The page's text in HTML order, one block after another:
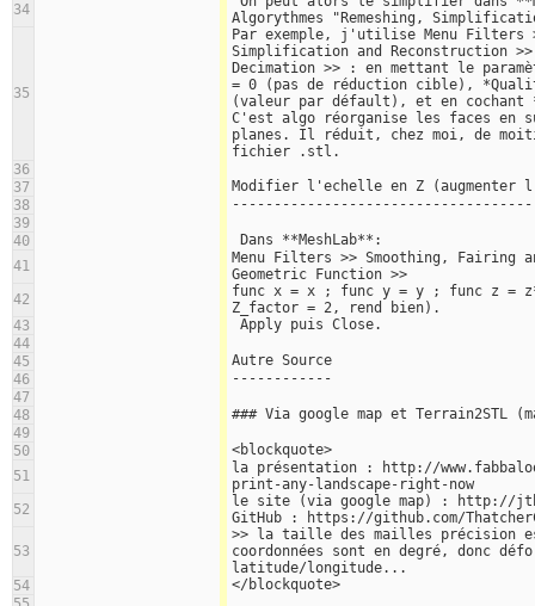
34
Algorythmes "Remeshing,
35
Par exemple, j'utilise Menu Filters
Simplification and Reconstruction >>
Decimation >> : en mettant le
= 0 (pas de réduction cible),
(valeur par défault), et en
C'est algo réorganise les faces en
planes. Il réduit, chez moi, de
fichier .stl.
36
37
Modifier l'echelle en Z (augmenter
38
39
40
Dans **MeshLab**:
41
Menu Filters >> Smoothing, Fairing
Geometric Function >>
42
func x = x ; func y = y ; func z =
Z_factor = 2, rend bien).
43
Apply puis Close.
44
45
Autre Source
46
------------
47
48
### Via google map et Terrain2STL
49
50
<blockquote>
51
la présentation : http://
print-any-landscape-right-now
52
le site (via google map) : http://
GitHub : https://github.com/
53
>> la taille des mailles précision
coordonnées sont en degré, donc
latitude/longitude...
54
</blockquote>